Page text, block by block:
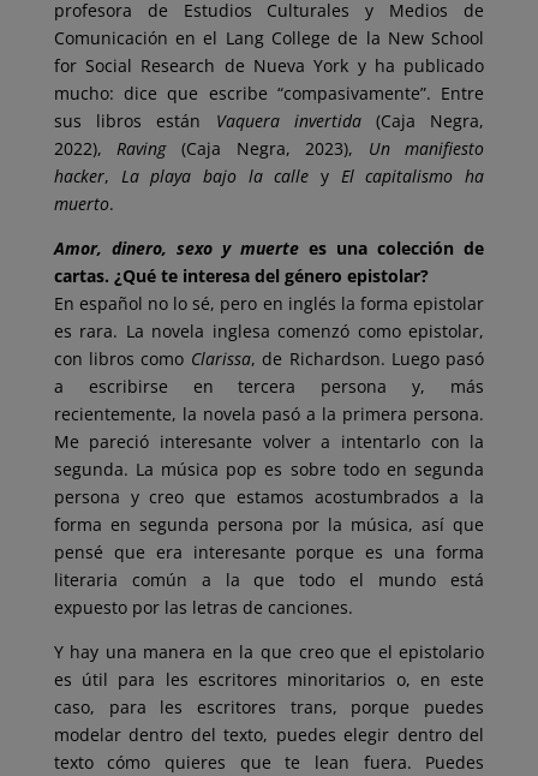
profesora de Estudios Culturales y Medios de
Comunicación en el Lang College de la New School
for Social Research de Nueva York y ha publicado
mucho: dice que escribe “compasivamente”. Entre
sus libros están Vaquera invertida(Caja Negra,
2022),Raving(Caja Negra, 2023), Un manifiesto
hacker, La playa bajo la calle y El capitalismo ha
muerto.
Amor, dinero, sexo y muertees una colección de
cartas. ¿Qué te interesa del género epistolar?
En español no lo sé, pero en inglés la forma epistolar
es rara. La novela inglesa comenzó como epistolar,
con libros como Clarissa, de Richardson. Luego pasó
a escribirse en tercera persona y, más
recientemente, la novela pasó a la primera persona.
Me pareció interesante volver a intentarlo con la
segunda. La música pop es sobre todo en segunda
persona y creo que estamos acostumbrados a la
forma en segunda persona por la música, así que
pensé que era interesante porque es una forma
literaria común a la que todo el mundo está
expuesto por las letras de canciones.
Y hay una manera en la que creo que el epistolario
es útil para les escritores minoritarios o, en este
caso, para les escritores trans, porque puedes
modelar dentro del texto, puedes elegir dentro del
texto cómo quieres que te lean fuera. Puedes